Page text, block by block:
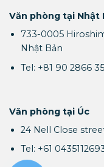
Văn phòng tại Nhật
733-0005
Nhật Bản
Tel: +81 90 2866
Văn phòng tại Úc
24 Nell Close
Tel: +61